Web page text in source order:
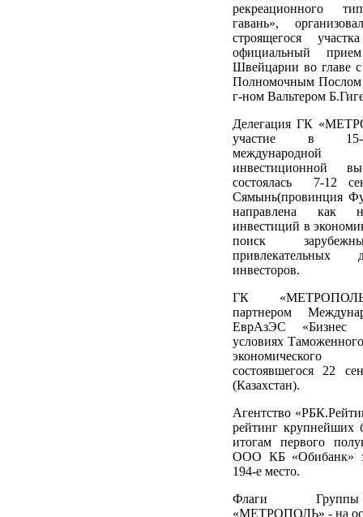
рекреационного
гавань»,
строящегося
официальный
Швейцарии во главе
Полномочным
г-ном Вальтером
Делегация ГК
участие в 15-
инвестиционной
состоялась 7-12
Сямынь(провинция
направлена как
инвестиций в
поиск
привлекательных
инвесторов.
ГК
партнером
ЕврАзЭС
условиях
экономического
состоявшегося 22
(Казахстан).
Агентство
рейтинг крупнейших
итогам первого
ООО КБ «Обибанк»
194-е место.
Флаги
«МЕТРОПОЛЬ» - на